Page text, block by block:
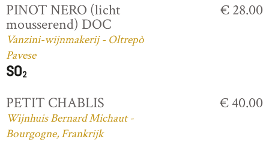
PINOT NERO (licht
mousserend) DOC
Vanzini-wijnmakerij - Oltrepò
Pavese
€ 28.00
PETIT CHABLIS
Wijnhuis Bernard Michaut -
Bourgogne, Frankrijk
€ 40.00